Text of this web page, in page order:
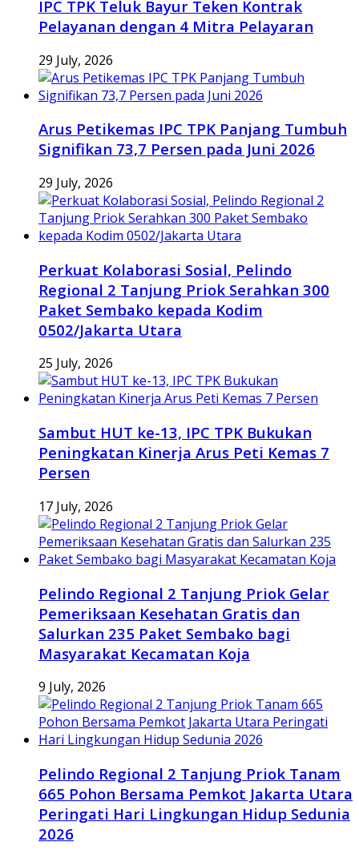
IPC TPK Teluk Bayur Teken Kontrak
Pelayanan dengan 4 Mitra Pelayaran
29 July, 2026
Arus Petikemas IPC TPK Panjang Tumbuh
Signifikan 73,7 Persen pada Juni 2026
29 July, 2026
Perkuat Kolaborasi Sosial, Pelindo
Regional 2 Tanjung Priok Serahkan 300
Paket Sembako kepada Kodim
0502/Jakarta Utara
25 July, 2026
Sambut HUT ke-13, IPC TPK Bukukan
Peningkatan Kinerja Arus Peti Kemas 7
Persen
17 July, 2026
Pelindo Regional 2 Tanjung Priok Gelar
Pemeriksaan Kesehatan Gratis dan
Salurkan 235 Paket Sembako bagi
Masyarakat Kecamatan Koja
9 July, 2026
Pelindo Regional 2 Tanjung Priok Tanam
665 Pohon Bersama Pemkot Jakarta Utara
Peringati Hari Lingkungan Hidup Sedunia
2026